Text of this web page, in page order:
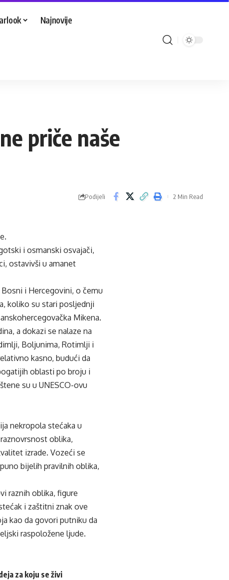
Najnovije
priče naše
Podijeli 2 Min Read
i osmanski osvajači,
ostavivši u amanet
i Hercegovini, o čemu
koliko su stari posljednji
Mikena.
a dokazi se nalaze na
Boljunima, Rotimlji i
kasno, budući da
oblasti po broju i
su u UNESCO-ovu
nekropola stećaka u
oblika,
izrade. Vozeći se
bijelih pravilnih oblika,
raznih oblika, figure
i zaštitni znak ove
kao da govori putniku da
raspoložene ljude.
za koju se živi